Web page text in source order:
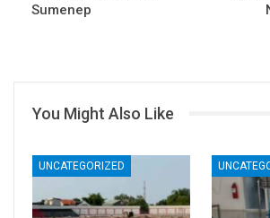
Sumenep
You Might Also Like
UNCATEGORIZED